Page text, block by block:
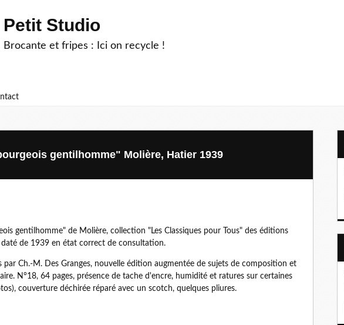
Petit Studio
Brocante et fripes : Ici on recycle !
gentilhomme" Molière, Hatier 1939
gentilhomme" de Molière, collection "Les Classiques pour Tous" des éditions
de 1939 en état correct de consultation.
par Ch.-M. Des Granges, nouvelle édition augmentée de sujets de composition et
N°18, 64 pages, présence de tache d'encre, humidité et ratures sur certaines
couverture déchirée réparé avec un scotch, quelques pliures.